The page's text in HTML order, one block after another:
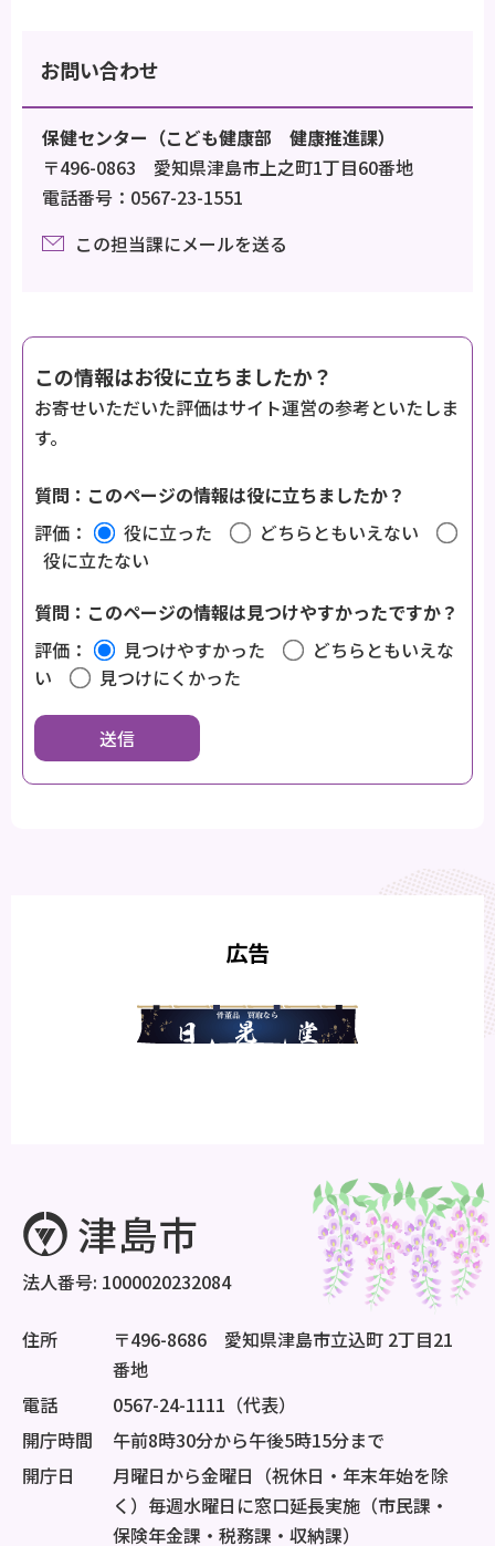
お問い合わせ
保健センター（こども健康部 健康推進課）
〒496-0863 愛知県津島市上之町1丁目60番地
電話番号：0567-23-1551
この担当課にメールを送る
この情報はお役に立ちましたか？
お寄せいただいた評価はサイト運営の参考といたしま
す。
質問：このページの情報は役に立ちましたか？
評価：
役に立った
どちらともいえない
役に立たない
質問：このページの情報は見つけやすかったですか？
評価：
見つけやすかった
どちらともいえな
い
見つけにくかった
広告
法人番号: 1000020232084
住所
〒496-8686 愛知県津島市立込町 2丁目21
番地
電話
0567-24-1111（代表）
開庁時間
午前8時30分から午後5時15分まで
開庁日
月曜日から金曜日（祝休日・年末年始を除
く）毎週水曜日に窓口延長実施（市民課・
保険年金課・税務課・収納課）